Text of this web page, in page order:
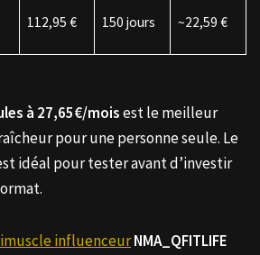
112,95 € 150 jours ~22,59 €
à 27,65€/moisest le meilleur
pour une personne seule. Le
idéal pour tester avant d’investir
influenceurNMA_QFITLIFE